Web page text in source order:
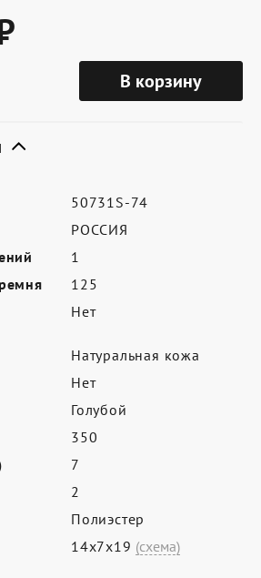
Dr.Koffer
персональных
В корзину
50731S-74
РОССИЯ
1
125
Нет
Натуральная кожа
Нет
Голубой
350
7
2
Полиэстер
14х7х19 (схема)